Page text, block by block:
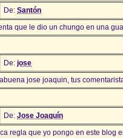
De: Santón
que le dio un chungo en una
De: jose
jose joaquin, tus
De: Jose Joaquín
regla que yo pongo en este blog